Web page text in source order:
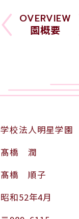
OVERVIEW
園概要
学校法人明星学
髙橋 潤
髙橋 順子
昭和52年4月